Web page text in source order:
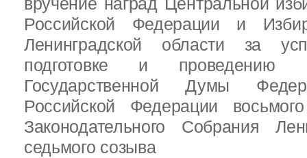
Российской Федерации и
Ленинградской области за
подготовке и проведению
Государственной Думы
Российской Федерации
Законодательного Собрания
седьмого созыва